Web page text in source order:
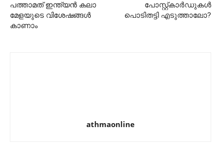
പത്താമത് ഇന്ത്യൻ കലാ
മേളയുടെ വിശേഷങ്ങൾ
കാണാം
പോസ്റ്റ്‌കാര്‍ഡുകള്‍
പൊടിതട്ടി എടുത്താലോ?
athmaonline